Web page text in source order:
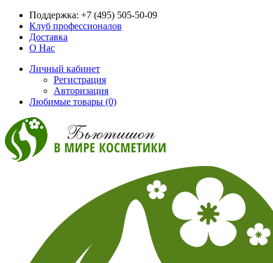
Поддержка: +7 (495) 505-50-09
Клуб профессионалов
Доставка
О Нас
Личный кабинет
Регистрация
Авторизация
Любимые товары (0)